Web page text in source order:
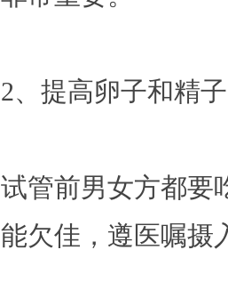
2、提高卵子和精
试管前男女方都要
能欠佳，遵医嘱摄